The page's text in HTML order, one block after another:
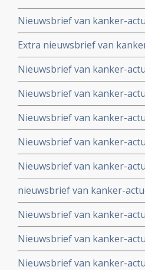
Nieuwsbrief van kanker-
Extra nieuwsbrief van
Truth about cancer: Step
symposium
Nieuwsbrief van kanker-
Nieuwsbrief van kanker-
Nieuwsbrief van kanker-
wetenschappelijk bewezen
Nieuwsbrief van kanker-
Nieuwsbrief van kanker-
nieuwsbrief van kanker-
Nieuwsbrief van kanker-
Nieuwsbrief van kanker-
Nieuwsbrief van kanker-